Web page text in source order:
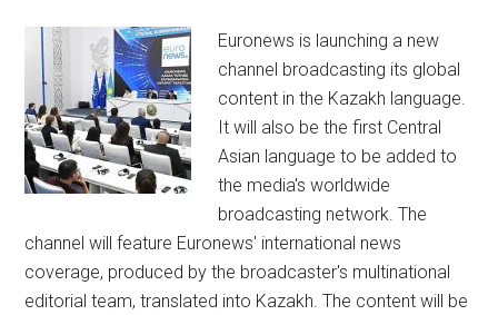
Euronews is launching a new
channel broadcasting its global
content in the Kazakh language.
It will also be the first Central
Asian language to be added to
the media's worldwide
broadcasting network. The
channel will feature Euronews' international news
coverage, produced by the broadcaster's multinational
editorial team, translated into Kazakh. The content will be